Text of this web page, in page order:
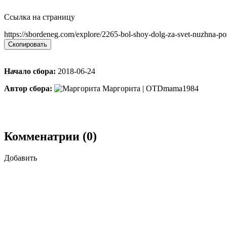
Ссылка на страницу
https://sbordeneg.com/explore/2265-bol-shoy-dolg-za-svet-nuzhna-
Скопировать
Начало сбора: 2018-06-24
Автор сбора:
Маргорита | OTDmama1984
Комменатрии (0)
Добавить